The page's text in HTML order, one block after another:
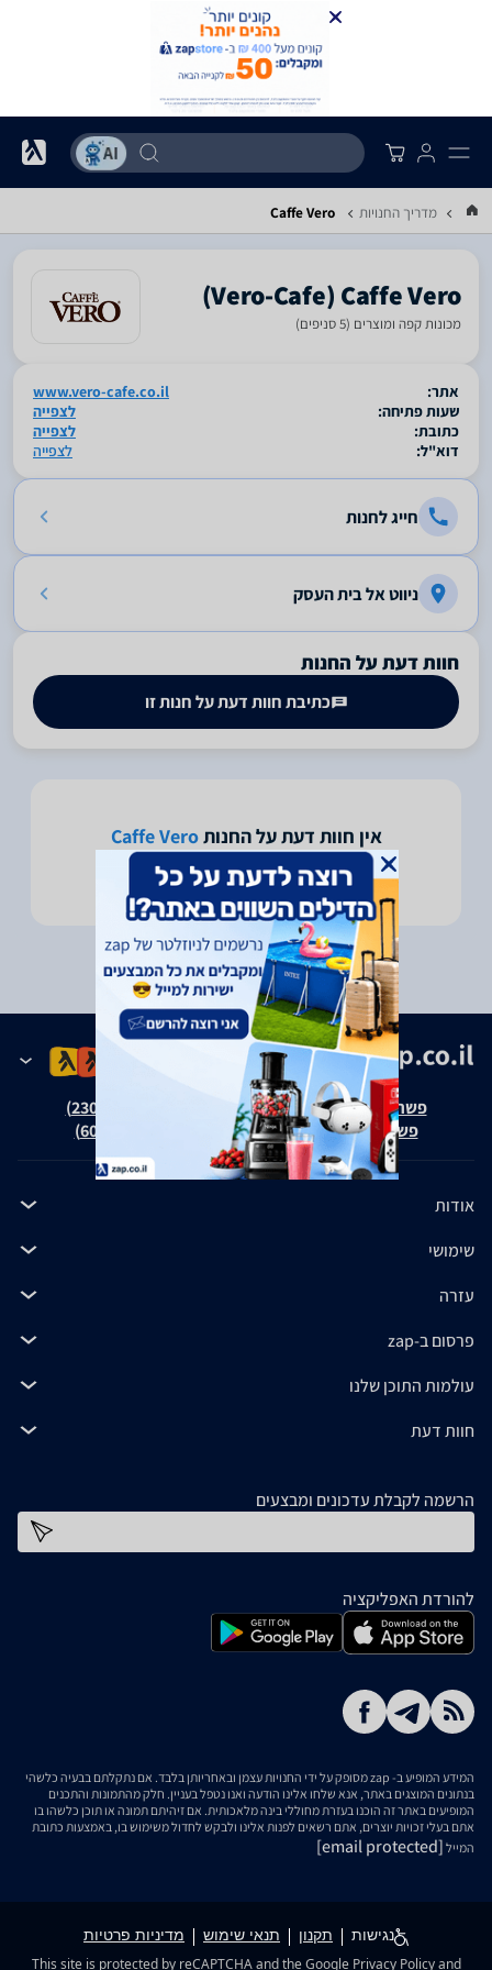
מדריך החנויות Caffe Vero
‎Caffe Vero‎ ‏(Vero-Cafe)
מכונות קפה ומוצרים (5 סניפים)
אתר:
www.vero-cafe.co.il
שעות פתיחה:
לצפייה
כתובת:
לצפייה
דוא"ל:
לצפייה
חייג לחנות
ניווט אל בית העסק
חוות דעת על החנות
כתיבת חוות דעת על חנות זו
אין חוות דעת על החנותCaffe Vero
היה הראשון לכתוב חוות דעת על חנות זו -
פשרה בת"צ אבנצ'יק נ' זאפ גרופ (ת"צ 23008-08-20)
פשרה בת"צ כהנים נ' זאפ גרופ (ת"צ 60371-12-19)
אודות
שימושי
עזרה
פרסום ב-zap
עולמות התוכן שלנו
חוות דעת
הרשמה לקבלת עדכונים ומבצעים
להורדת האפליקציה
המידע המופיע ב- zap מסופק על ידי החנויות עצמן ובאחריותן בלבד. אם נתקלתם בבעיה כלשהי
בנתונים המוצגים באתר, אנא שלחו אלינו הודעה ואנו נטפל בעניין. חלק מהתמונות והתכנים
המופיעים באתר זה הוכנו בעזרת מחוללי בינה מלאכותית. אם זיהיתם תמונה או תוכן כלשהו בו
אתם בעלי זכויות יוצרים, אתם רשאים לפנות אלינו ולבקש לחדול משימוש בו, באמצעות כתובת
המייל [email protected]
נגישות תקנון תנאי שימוש מדיניות פרטיות
This site is protected by reCAPTCHA and the Google Privacy Policyand